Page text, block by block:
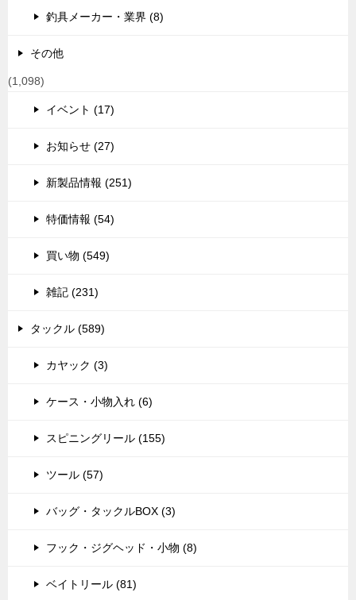
釣具メーカー・業界 (8)
その他
(1,098)
イベント (17)
お知らせ (27)
新製品情報 (251)
特価情報 (54)
買い物 (549)
雑記 (231)
タックル (589)
カヤック (3)
ケース・小物入れ (6)
スピニングリール (155)
ツール (57)
バッグ・タックルBOX (3)
フック・ジグヘッド・小物 (8)
ベイトリール (81)